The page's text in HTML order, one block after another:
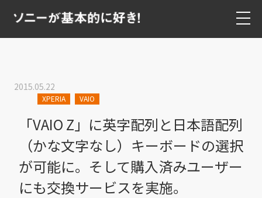
2015.05.22
XPERIA VAIO
「VAIO Z」に英字配列と日本語配列
（かな文字なし）キーボードの選択
が可能に。そして購入済みユーザー
にも交換サービスを実施。